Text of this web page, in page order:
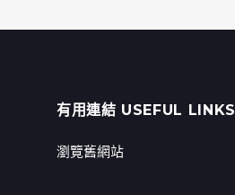
有用連結 USEFUL LINKS
瀏覽舊網站